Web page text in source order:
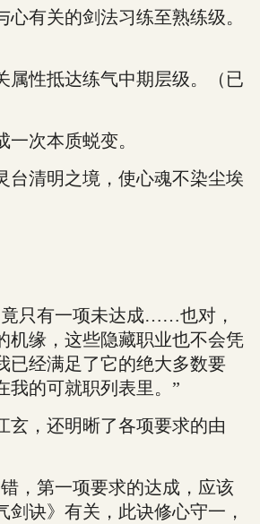
关的剑法习练至熟练级。
性抵达练气中期层级。（已
次本质蜕变。
清明之境，使心魂不染尘埃
只有一项未达成……也对，
机缘，这些隐藏职业也不会凭
已经满足了它的绝大多数要
我的可就职列表里。”
，还明晰了各项要求的由
第一项要求的达成，应该
剑诀》有关，此诀修心守一，